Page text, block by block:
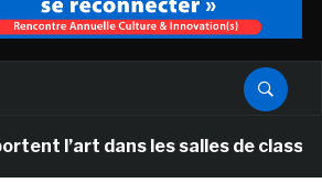
dans les salles de classe des